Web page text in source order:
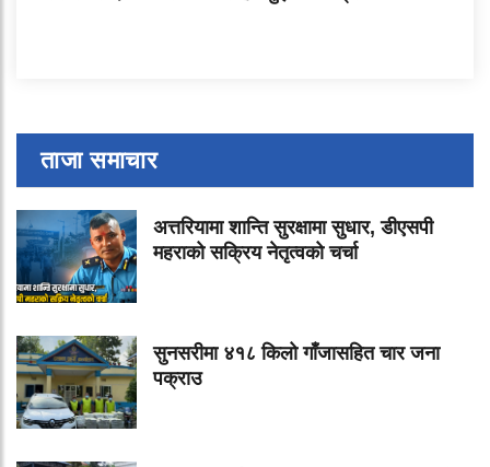
ताजा समाचार
अत्तरियामा शान्ति सुरक्षामा सुधार, डीएसपी
महराको सक्रिय नेतृत्वको चर्चा
सुनसरीमा ४१८ किलो गाँजासहित चार जना
पक्राउ